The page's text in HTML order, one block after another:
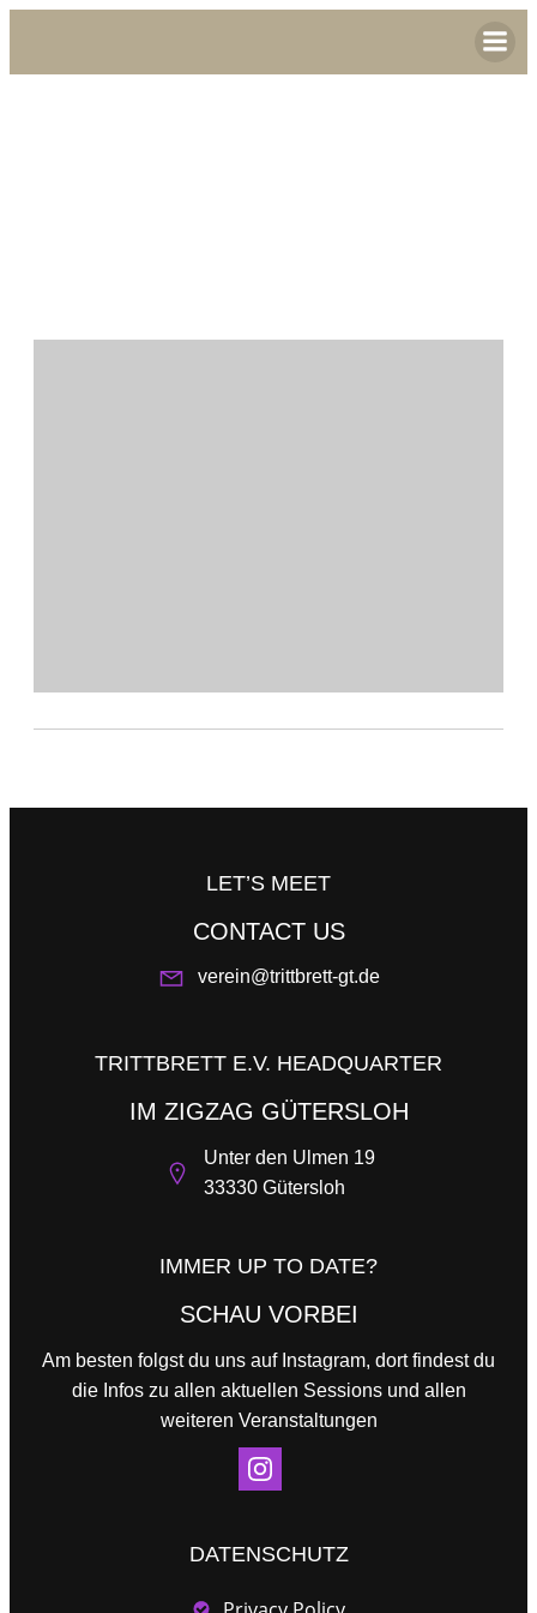
LET’S MEET
CONTACT US
verein@trittbrett-gt.de
TRITTBRETT E.V. HEADQUARTER
IM ZIGZAG GÜTERSLOH
Unter den Ulmen 19
33330 Gütersloh
IMMER UP TO DATE?
SCHAU VORBEI
Am besten folgst du uns auf Instagram, dort findest du
die Infos zu allen aktuellen Sessions und allen
weiteren Veranstaltungen
DATENSCHUTZ